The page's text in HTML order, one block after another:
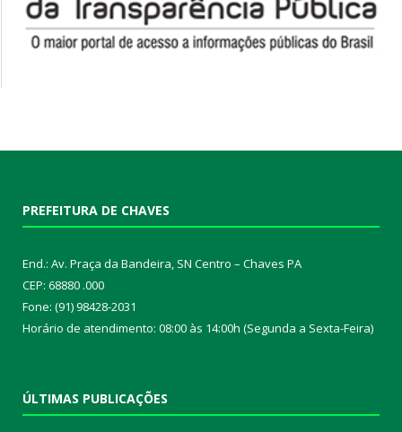
PREFEITURA DE CHAVES
End.: Av. Praça da Bandeira, SN Centro – Chaves PA
CEP: 68880 .000
Fone: (91) 98428-2031
Horário de atendimento: 08:00 às 14:00h (Segunda a Sexta-Feira)
ÚLTIMAS PUBLICAÇÕES